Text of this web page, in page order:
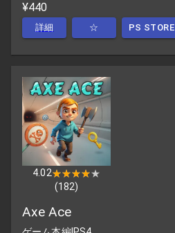
¥440
詳細 ☆ PS STORE
4.02★★★★★
★★★★★
(182)
Axe Ace